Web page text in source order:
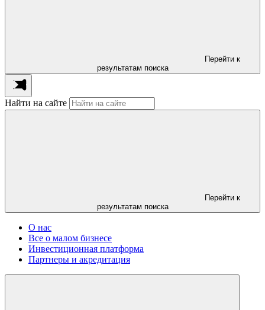
Перейти к
результатам поиска
Найти на сайте
Перейти к
результатам поиска
О нас
Все о малом бизнесе
Инвестиционная платформа
Партнеры и акредитация